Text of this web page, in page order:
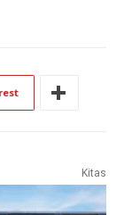
Kitas